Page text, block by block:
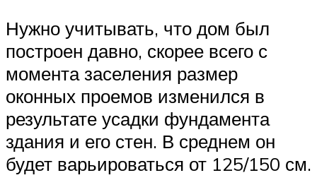
Нужно учитывать, что дом был
построен давно, скорее всего с
момента заселения размер
оконных проемов изменился в
результате усадки фундамента
здания и его стен. В среднем он
будет варьироваться от 125/150 см.